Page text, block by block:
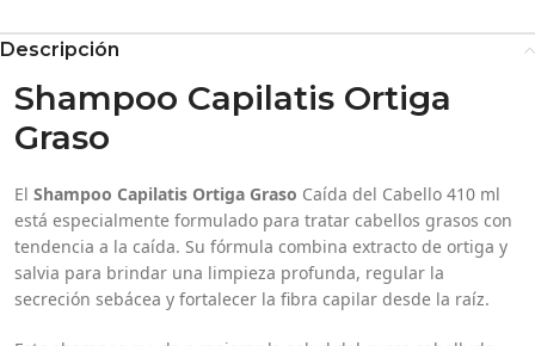
Descripción
Shampoo Capilatis Ortiga
Graso
El Shampoo Capilatis Ortiga Graso Caída del Cabello 410 ml
está especialmente formulado para tratar cabellos grasos con
tendencia a la caída. Su fórmula combina extracto de ortiga y
salvia para brindar una limpieza profunda, regular la
secreción sebácea y fortalecer la fibra capilar desde la raíz.